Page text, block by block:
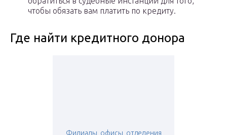
чтобы обязать вам платить по кредиту.
Где найти кредитного донора
Филиалы, офисы, отделения